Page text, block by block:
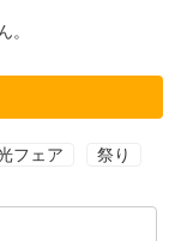
。
フェア 祭り